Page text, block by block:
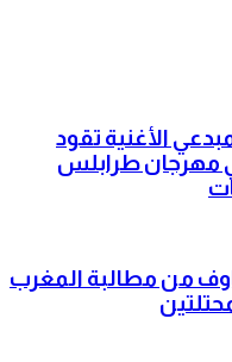
الأغنية تقود
مهرجان طرابلس
من مطالبة المغرب